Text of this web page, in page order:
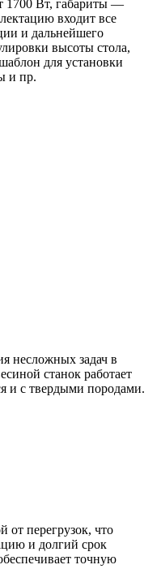
1700 Вт, габариты —
входит все
и дальнейшего
высоты стола,
для установки
и пр.
несложных задач в
станок работает
и с твердыми породами.
от перегрузок, что
и долгий срок
точную